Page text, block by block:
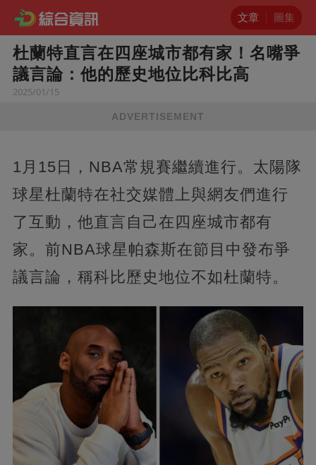
文章 圖集
杜蘭特直言在四座城市都有家！名嘴爭
議言論：他的歷史地位比科比高
2025/01/15
ADVERTISEMENT
1月15日，NBA常規賽繼續進行。太陽隊
球星杜蘭特在社交媒體上與網友們進行
了互動，他直言自己在四座城市都有
家。前NBA球星帕森斯在節目中發布爭
議言論，稱科比歷史地位不如杜蘭特。